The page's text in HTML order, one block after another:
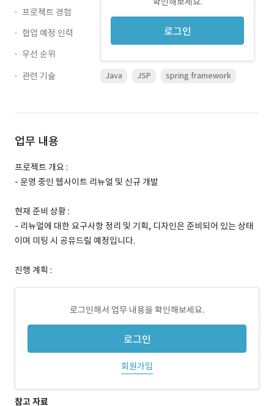
로그인
프로젝트 경험
협업 예정 인력
우선 순위
관련 기술
Java JSP spring framework
업무 내용
프로젝트 개요 :
- 운영 중인 웹사이트 리뉴얼 및 신규 개발
현재 준비 상황 :
- 리뉴얼에 대한 요구사항 정리 및 기획, 디자인은 준비되어 있는 상태
이며 미팅 시 공유드릴 예정입니다.
진행 계획 :
로그인해서 업무 내용을 확인해보세요.
로그인
회원가입
참고 자료